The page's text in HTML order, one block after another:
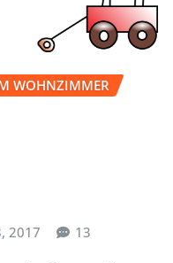
WOHNZIMMER
2017 13